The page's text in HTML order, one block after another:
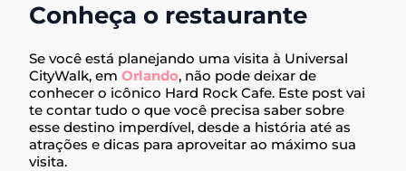
Conheça o restaurante
Se você está planejando uma visita à Universal
CityWalk, emOrlando, não pode deixar de
conhecer o icônico Hard Rock Cafe. Este post vai
te contar tudo o que você precisa saber sobre
esse destino imperdível, desde a história até as
atrações e dicas para aproveitar ao máximo sua
visita.